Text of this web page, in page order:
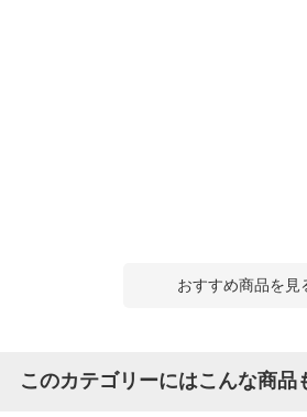
おすすめ商品を見
このカテゴリーにはこんな商品